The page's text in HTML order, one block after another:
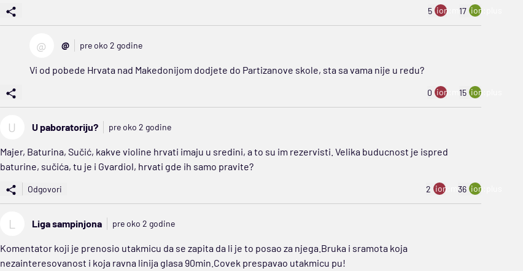
5 ion:minus
17 ion:plus
@ @ pre oko 2 godine
Vi od pobede Hrvata nad Makedonijom dodjete do Partizanove skole, sta sa vama nije u redu?
0 ion:minus
15 ion:plus
U U paboratoriju? pre oko 2 godine
Majer, Baturina, Sučić, kakve violine hrvati imaju u sredini, a to su im rezervisti. Velika buducnost je ispred
baturine, sučića, tu je i Gvardiol, hrvati gde ih samo pravite?
Odgovori 2 ion:minus
36 ion:plus
L Liga sampinjona pre oko 2 godine
Komentator koji je prenosio utakmicu da se zapita da li je to posao za njega.Bruka i sramota koja
nezainteresovanost i koja ravna linija glasa 90min.Covek prespavao utakmicu pu!